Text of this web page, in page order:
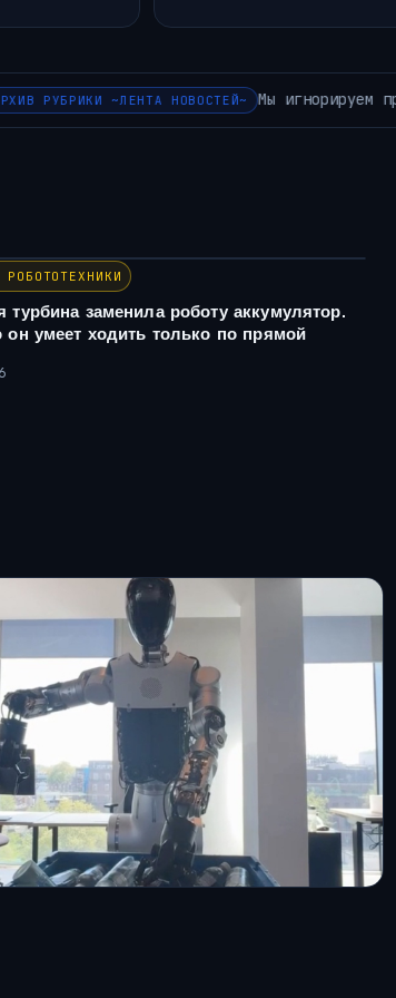
ни технологическими, ни биологическими
РОБОТОТЕХНИКИ
турбина заменила роботу аккумулятор.
он умеет ходить только по прямой